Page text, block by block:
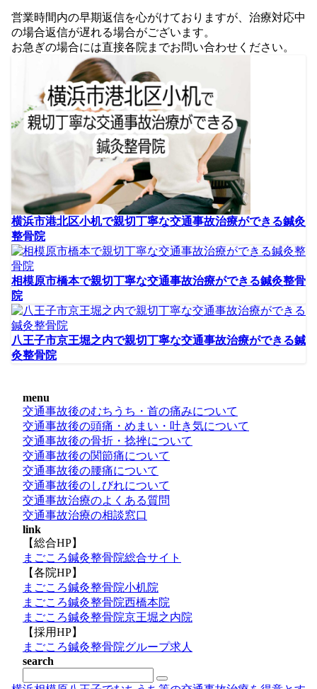
営業時間内の早期返信を心がけておりますが、治療対応中
の場合返信が遅れる場合がございます。
お急ぎの場合には直接各院までお問い合わせください。
横浜市港北区小机で親切丁寧な交通事故治療ができる鍼灸
整骨院
相模原市橋本で親切丁寧な交通事故治療ができる鍼灸整骨
院
八王子市京王堀之内で親切丁寧な交通事故治療ができる鍼
灸整骨院
menu
交通事故後のむちうち・首の痛みについて
交通事故後の頭痛・めまい・吐き気について
交通事故後の骨折・捻挫について
交通事故後の関節痛について
交通事故後の腰痛について
交通事故後のしびれについて
交通事故治療のよくある質問
交通事故治療の相談窓口
link
【総合HP】
まごころ鍼灸整骨院総合サイト
【各院HP】
まごころ鍼灸整骨院小机院
まごころ鍼灸整骨院西橋本院
まごころ鍼灸整骨院京王堀之内院
【採用HP】
まごころ鍼灸整骨院グループ求人
search